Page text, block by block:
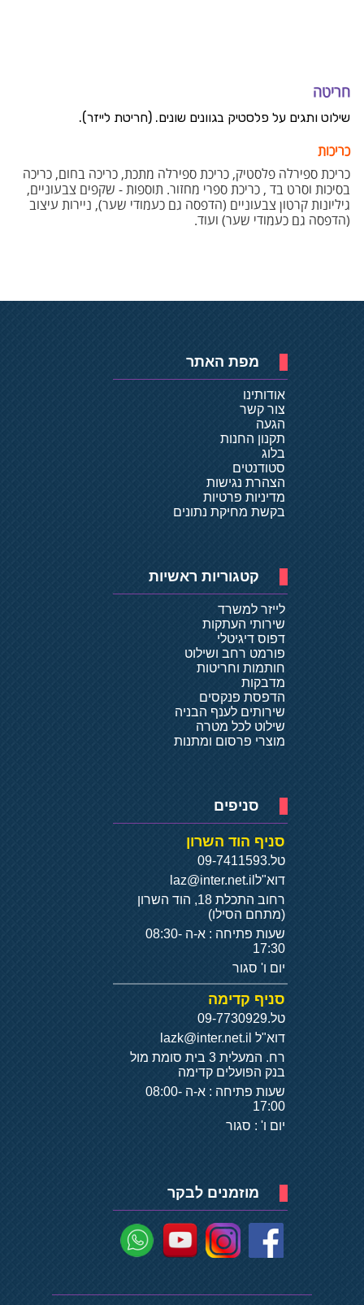
חריטה
שילוט ותגים על פלסטיק בגוונים שונים. (חריטת לייזר).
כריכות
כריכת ספירלה פלסטיק, כריכת ספירלה מתכת, כריכה בחום, כריכה
בסיכות וסרט בד , כריכת ספרי מחזור. תוספות - שקפים צבעוניים,
גיליונות קרטון צבעוניים (הדפסה גם כעמודי שער), ניירות עיצוב
(הדפסה גם כעמודי שער) ועוד.
מפת האתר
אודותינו
צור קשר
הגעה
תקנון החנות
בלוג
סטודנטים
הצהרת נגישות
מדיניות פרטיות
בקשת מחיקת נתונים
קטגוריות ראשיות
לייזר למשרד
שירותי העתקות
דפוס דיגיטלי
פורמט רחב ושילוט
חותמות וחריטות
מדבקות
הדפסת פנקסים
שירותים לענף הבניה
שילוט לכל מטרה
מוצרי פרסום ומתנות
סניפים
סניף הוד השרון
טל.09-7411593
דוא"ל laz@inter.net.il
רחוב התכלת 18, הוד השרון
(מתחם הסילו)
שעות פתיחה : א-ה 08:30-
17:30
יום ו' סגור
סניף קדימה
טל.09-7730929
דוא"ל
רח. המעלית 3 בית סומת מול
בנק הפועלים קדימה
שעות פתיחה : א-ה 08:00-
17:00
יום ו' : סגור
מוזמנים לבקר